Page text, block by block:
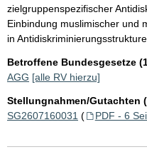
zielgruppenspezifischer
Einbindung muslimischer und
in
Betroffene Bundesgesetze
AGG [alle RV hierzu]
Stellungnahmen/Gutachten
SG2607160031 ( PDF - 6